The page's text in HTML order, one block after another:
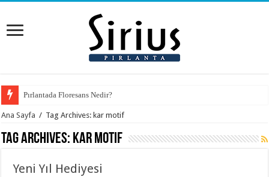
Pırlantada Floresans Nedir?
Ana Sayfa / Tag Archives: kar motif
Tag Archives: kar motif
Yeni Yıl Hediyesi